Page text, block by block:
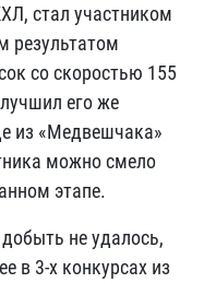
стал участником
результатом
со скоростью 155
его же
из «Медвешчака»
можно смело
этапе.
не удалось,
в 3-х конкурсах из